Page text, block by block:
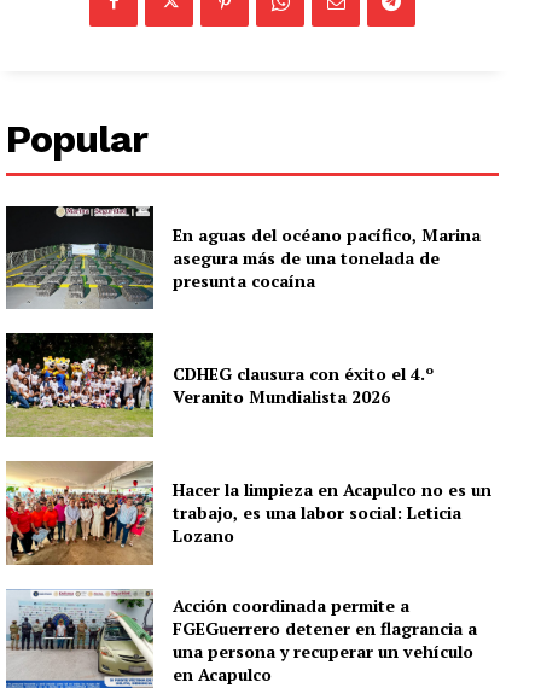
Popular
En aguas del océano pacífico, Marina
asegura más de una tonelada de
presunta cocaína
CDHEG clausura con éxito el 4.º
Veranito Mundialista 2026
Hacer la limpieza en Acapulco no es un
trabajo, es una labor social: Leticia
Lozano
Acción coordinada permite a
FGEGuerrero detener en flagrancia a
una persona y recuperar un vehículo
en Acapulco